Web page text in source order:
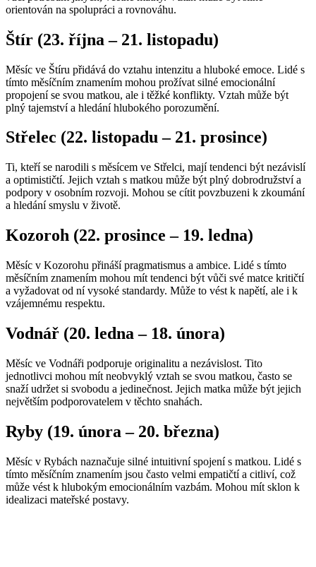
orientován na spolupráci a rovnováhu.
Štír (23. října – 21. listopadu)
Měsíc ve Štíru přidává do vztahu intenzitu a hluboké emoce. Lidé s
tímto měsíčním znamením mohou prožívat silné emocionální
propojení se svou matkou, ale i těžké konflikty. Vztah může být
plný tajemství a hledání hlubokého porozumění.
Střelec (22. listopadu – 21. prosince)
Ti, kteří se narodili s měsícem ve Střelci, mají tendenci být nezávislí
a optimističtí. Jejich vztah s matkou může být plný dobrodružství a
podpory v osobním rozvoji. Mohou se cítit povzbuzeni k zkoumání
a hledání smyslu v životě.
Kozoroh (22. prosince – 19. ledna)
Měsíc v Kozorohu přináší pragmatismus a ambice. Lidé s tímto
měsíčním znamením mohou mít tendenci být vůči své matce kritičtí
a vyžadovat od ní vysoké standardy. Může to vést k napětí, ale i k
vzájemnému respektu.
Vodnář (20. ledna – 18. února)
Měsíc ve Vodnáři podporuje originalitu a nezávislost. Tito
jednotlivci mohou mít neobvyklý vztah se svou matkou, často se
snaží udržet si svobodu a jedinečnost. Jejich matka může být jejich
největším podporovatelem v těchto snahách.
Ryby (19. února – 20. března)
Měsíc v Rybách naznačuje silné intuitivní spojení s matkou. Lidé s
tímto měsíčním znamením jsou často velmi empatičtí a citliví, což
může vést k hlubokým emocionálním vazbám. Mohou mít sklon k
idealizaci mateřské postavy.